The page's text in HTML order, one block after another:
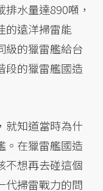
水量達890噸，
的遠洋掃雷能
級的獵雷艦給台
段的獵雷艦國造
就知道當時為什
。在獵雷艦國造
不想再去碰這個
代掃雷戰力的問